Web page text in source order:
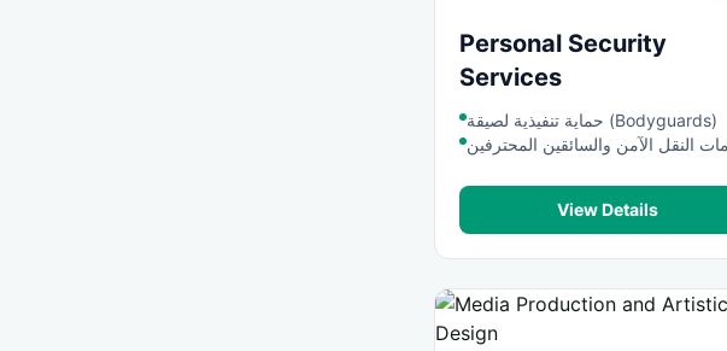
Personal Security
Services
حماية تنفيذية لصيقة (Bodyguards)
النقل الآمن والسائقين المحترفين
View Details